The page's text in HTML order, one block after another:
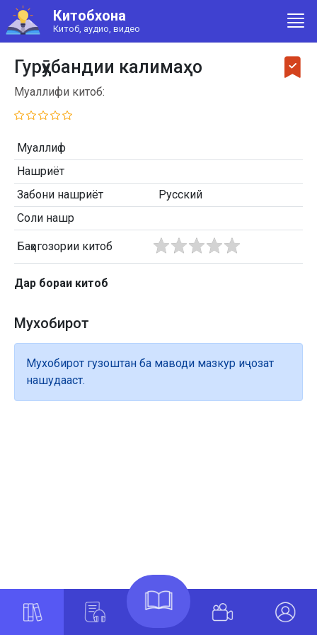
Китобхона
Китоб, аудио, видео
Гурӯҳбандии калимаҳо
Муаллифи китоб:
Муаллиф
Нашриёт
Забони нашриёт
Русский
Соли нашр
Баҳогозории китоб
Дар бораи китоб
Мухобирот
Мухобирот гузоштан ба маводи мазкур иҷозат
нашудааст.